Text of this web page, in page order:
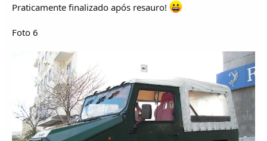
Praticamente finalizado após resauro!
Foto 6